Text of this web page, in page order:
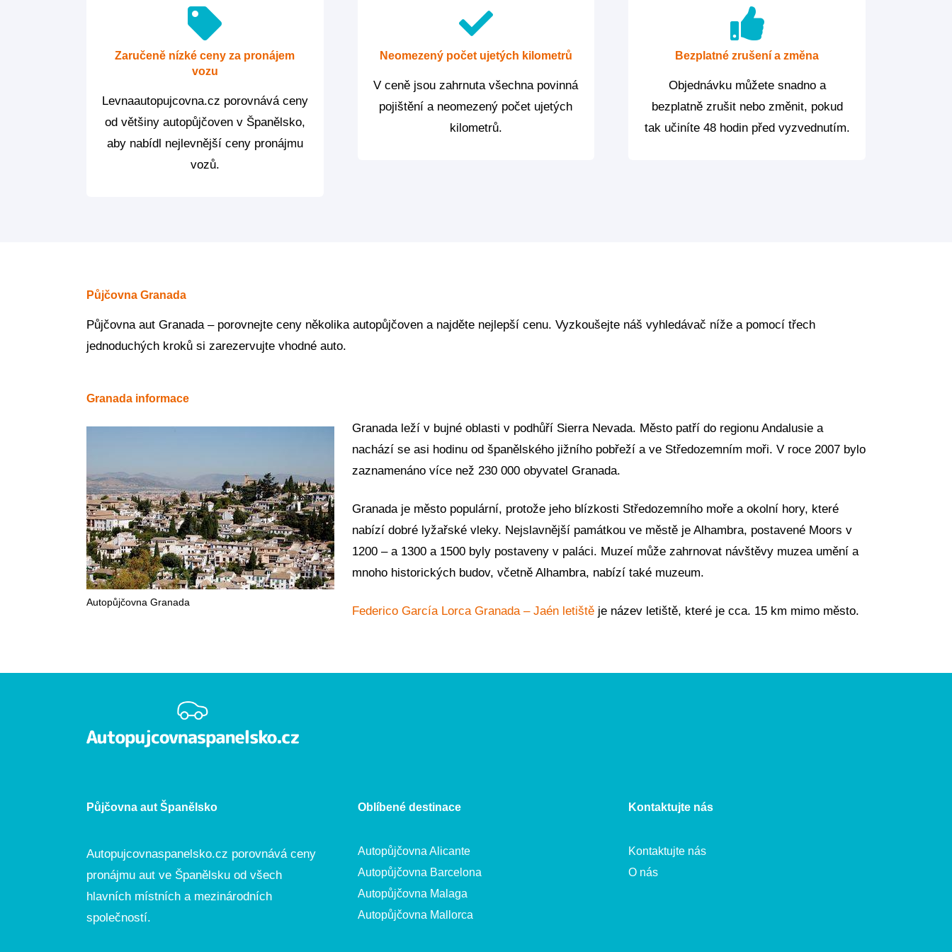
Zaručeně nízké ceny za pronájem
vozu
Levnaautopujcovna.cz porovnává ceny
od většiny autopůjčoven v Španělsko,
aby nabídl nejlevnější ceny pronájmu
vozů.
Neomezený počet ujetých kilometrů
V ceně jsou zahrnuta všechna povinná
pojištění a neomezený počet ujetých
kilometrů.
Bezplatné zrušení a změna
Objednávku můžete snadno a
bezplatně zrušit nebo změnit, pokud
tak učiníte 48 hodin před vyzvednutím.
Půjčovna Granada
Půjčovna aut Granada – porovnejte ceny několika autopůjčoven a najděte nejlepší cenu. Vyzkoušejte náš vyhledávač níže a pomocí třech
jednoduchých kroků si zarezervujte vhodné auto.
Granada informace
Autopůjčovna Granada
Granada leží v bujné oblasti v podhůří Sierra Nevada. Město patří do regionu Andalusie a
nachází se asi hodinu od španělského jižního pobřeží a ve Středozemním moři. V roce 2007 bylo
zaznamenáno více než 230 000 obyvatel Granada.
Granada je město populární, protože jeho blízkosti Středozemního moře a okolní hory, které
nabízí dobré lyžařské vleky. Nejslavnější památkou ve městě je Alhambra, postavené Moors v
1200 – a 1300 a 1500 byly postaveny v paláci. Muzeí může zahrnovat návštěvy muzea umění a
mnoho historických budov, včetně Alhambra, nabízí také muzeum.
Federico García Lorca Granada – Jaén letiště je název letiště, které je cca. 15 km mimo město.
Půjčovna aut Španělsko
Autopujcovnaspanelsko.cz porovnává ceny
pronájmu aut ve Španělsku od všech
hlavních místních a mezinárodních
společností.
Oblíbené destinace
Autopůjčovna Alicante
Autopůjčovna Barcelona
Autopůjčovna Malaga
Autopůjčovna Mallorca
Kontaktujte nás
Kontaktujte nás
O nás